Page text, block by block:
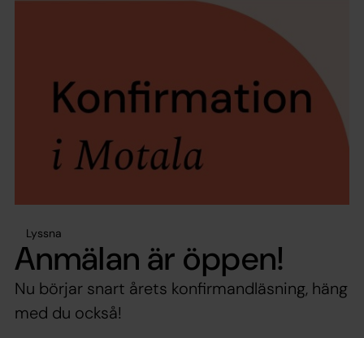
Lyssna
Anmälan är öppen!
Nu börjar snart årets konfirmandläsning, häng
med du också!